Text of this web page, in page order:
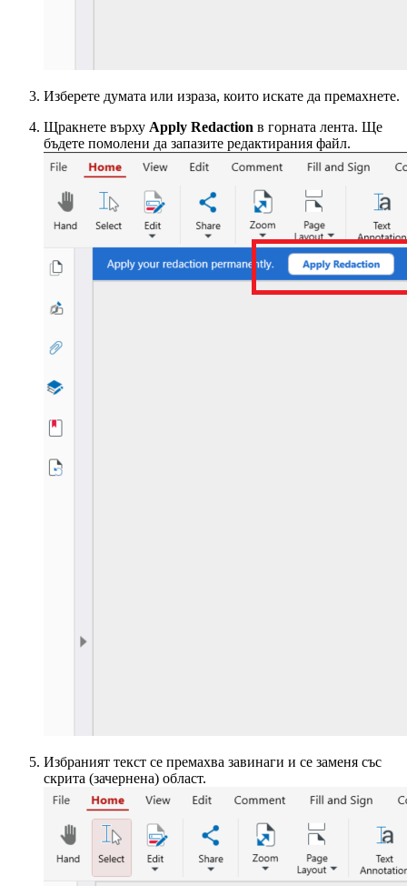
Изберете думата или израза, които искате да премахнете.
Щракнете върху Apply Redaction в горната лента. Ще
бъдете помолени да запазите редактирания файл.
Избраният текст се премахва завинаги и се заменя със
скрита (зачернена) област.